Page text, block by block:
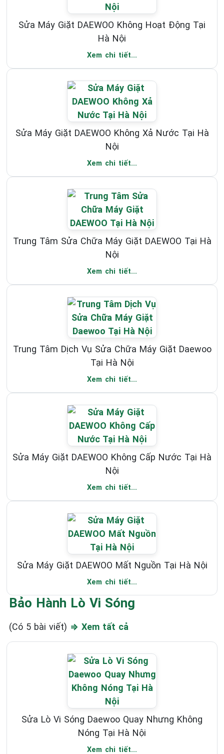
Sửa Máy Giặt DAEWOO Không Hoạt Động Tại
Hà Nội
Xem chi tiết...
Sửa Máy Giặt DAEWOO Không Xả Nước Tại Hà
Nội
Xem chi tiết...
Trung Tâm Sửa Chữa Máy Giặt DAEWOO Tại Hà
Nội
Xem chi tiết...
Trung Tâm Dịch Vụ Sửa Chữa Máy Giặt Daewoo
Tại Hà Nội
Xem chi tiết...
Sửa Máy Giặt DAEWOO Không Cấp Nước Tại Hà
Nội
Xem chi tiết...
Sửa Máy Giặt DAEWOO Mất Nguồn Tại Hà Nội
Xem chi tiết...
Bảo Hành Lò Vi Sóng
(Có 5 bài viết) ⇒ Xem tất cả
Sửa Lò Vi Sóng Daewoo Quay Nhưng Không
Nóng Tại Hà Nội
Xem chi tiết...